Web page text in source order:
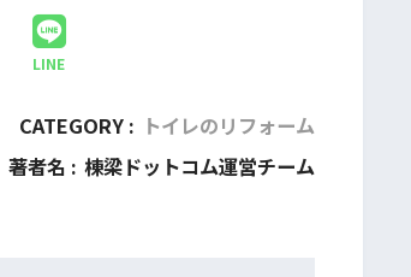
LINE
CATEGORY : トイレのリフォーム
著者名 : 棟梁ドットコム運営チーム